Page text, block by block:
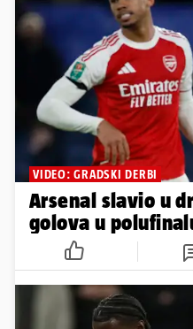
VIDEO: GRADSKI DERBI
Arsenal slavio u
golova u